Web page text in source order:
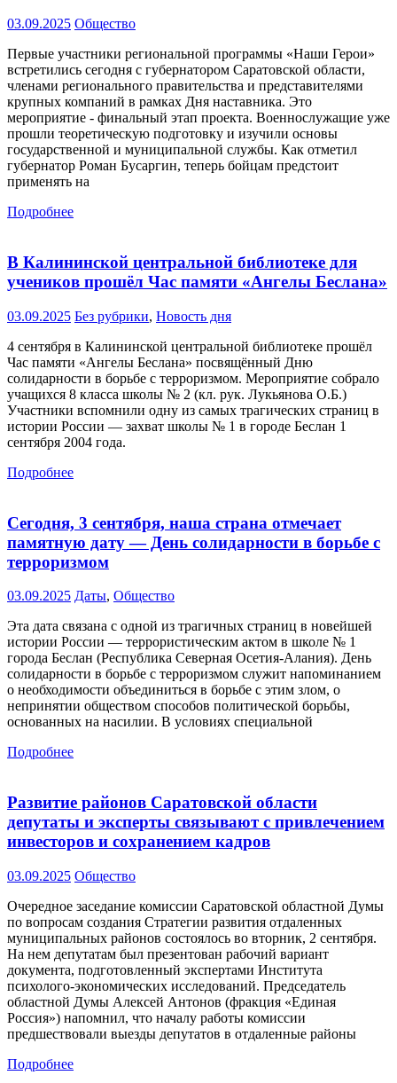
03.09.2025 Общество
Первые участники региональной программы «Наши Герои»
встретились сегодня с губернатором Саратовской области,
членами регионального правительства и представителями
крупных компаний в рамках Дня наставника. Это
мероприятие - финальный этап проекта. Военнослужащие уже
прошли теоретическую подготовку и изучили основы
государственной и муниципальной службы. Как отметил
губернатор Роман Бусаргин, теперь бойцам предстоит
применять на
Подробнее
В Калининской центральной библиотеке для
учеников прошёл Час памяти «Ангелы Беслана»
03.09.2025 Без рубрики, Новость дня
4 сентября в Калининской центральной библиотеке прошёл
Час памяти «Ангелы Беслана» посвящённый Дню
солидарности в борьбе с терроризмом. Мероприятие собрало
учащихся 8 класса школы № 2 (кл. рук. Лукьянова О.Б.)
Участники вспомнили одну из самых трагических страниц в
истории России — захват школы № 1 в городе Беслан 1
сентября 2004 года.
Подробнее
Сегодня, 3 сентября, наша страна отмечает
памятную дату — День солидарности в борьбе с
терроризмом
03.09.2025 Даты, Общество
Эта дата связана с одной из трагичных страниц в новейшей
истории России — террористическим актом в школе № 1
города Беслан (Республика Северная Осетия-Алания). День
солидарности в борьбе с терроризмом служит напоминанием
о необходимости объединиться в борьбе с этим злом, о
непринятии обществом способов политической борьбы,
основанных на насилии. В условиях специальной
Подробнее
Развитие районов Саратовской области
депутаты и эксперты связывают с привлечением
инвесторов и сохранением кадров
03.09.2025 Общество
Очередное заседание комиссии Саратовской областной Думы
по вопросам создания Стратегии развития отдаленных
муниципальных районов состоялось во вторник, 2 сентября.
На нем депутатам был презентован рабочий вариант
документа, подготовленный экспертами Института
психолого-экономических исследований. Председатель
областной Думы Алексей Антонов (фракция «Единая
Россия») напомнил, что началу работы комиссии
предшествовали выезды депутатов в отдаленные районы
Подробнее